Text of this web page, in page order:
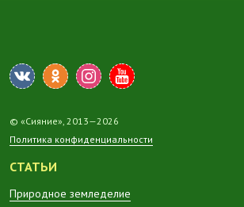
© «Сияние», 2013—2026
Политика конфиденциальности
СТАТЬИ
Природное земледелие